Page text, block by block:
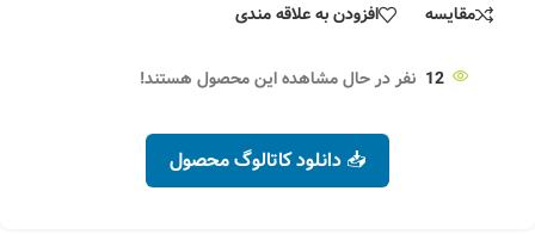
مقایسه افزودن به علاقه مندی
12 نفر در حال مشاهده این محصول هستند!
📥 دانلود کاتالوگ محصول